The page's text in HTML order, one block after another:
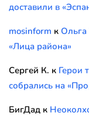
доставили в
mosinform к Ольга
«Лица района»
Сергей К. к Герои
собрались на
БигДад к